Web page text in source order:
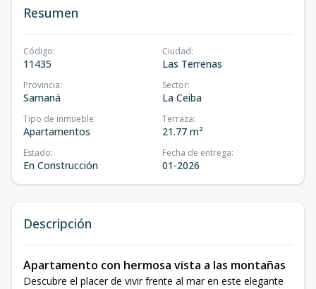
Resumen
Código:
11435
Ciudad:
Las Terrenas
Provincia:
Samaná
Sector:
La Ceiba
Tipo de inmueble:
Apartamentos
Terraza:
21.77 m²
Estado:
En Construcción
Fecha de entrega:
01-2026
Descripción
Apartamento con hermosa vista a las montañas
Descubre el placer de vivir frente al mar en este elegante